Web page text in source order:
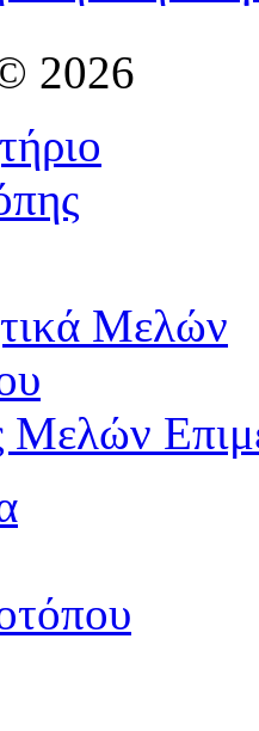
2026
Μελών
Μελών